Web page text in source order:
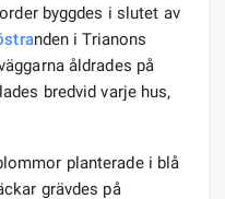
byggdes i slutet av
nden i Trianons
åldrades på
bredvid varje hus,
planterade i blå
grävdes på